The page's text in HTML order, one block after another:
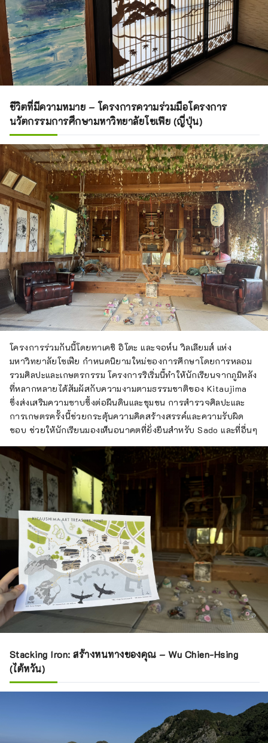
ชีวิตที่มีความหมาย – โครงการความร่วมมือโครงการ
นวัตกรรมการศึกษามหาวิทยาลัยโซเฟีย (ญี่ปุ่น)
โครงการร่วมกันนี้โดยทาเคชิ อิโตะ และจอห์น วิลเลียมส์ แห่ง
มหาวิทยาลัยโซเฟีย กำหนดนิยามใหม่ของการศึกษาโดยการหลอม
รวมศิลปะและเกษตรกรรม โครงการริเริ่มนี้ทำให้นักเรียนจากภูมิหลัง
ที่หลากหลายได้สัมผัสกับความงามตามธรรมชาติของ Kitaujima
ซึ่งส่งเสริมความซาบซึ้งต่อผืนดินและชุมชน การสำรวจศิลปะและ
การเกษตรครั้งนี้ช่วยกระตุ้นความคิดสร้างสรรค์และความรับผิด
ชอบ ช่วยให้นักเรียนมองเห็นอนาคตที่ยั่งยืนสำหรับ Sado และที่อื่นๆ
Stacking Iron: สร้างหนทางของคุณ – Wu Chien-Hsing
(ไต้หวัน)